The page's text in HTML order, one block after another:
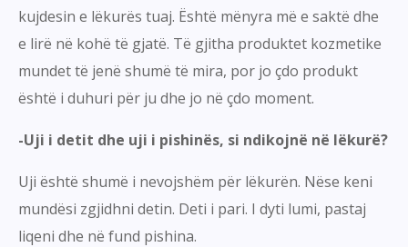
kujdesin e lëkurës tuaj. Është mënyra më e saktë dhe
e lirë në kohë të gjatë. Të gjitha produktet kozmetike
mundet të jenë shumë të mira, por jo çdo produkt
është i duhuri për ju dhe jo në çdo moment.
-Uji i detit dhe uji i pishinës, si ndikojnë në lëkurë?
Uji është shumë i nevojshëm për lëkurën. Nëse keni
mundësi zgjidhni detin. Deti i pari. I dyti lumi, pastaj
liqeni dhe në fund pishina.